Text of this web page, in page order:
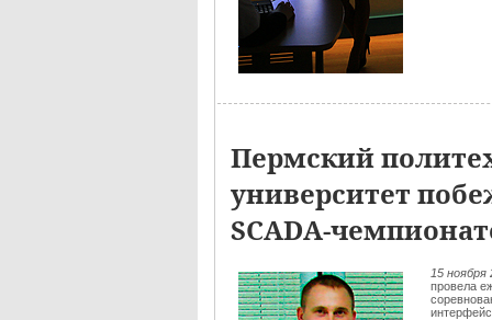
Пермский
университет
SCADA-
15 ноября
провела